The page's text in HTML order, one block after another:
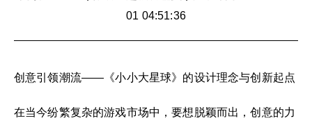
01 04:51:36
创意引领潮流——《小小大星球》的设计理念与创新起点
在当今纷繁复杂的游戏市场中，要想脱颖而出，创意的力